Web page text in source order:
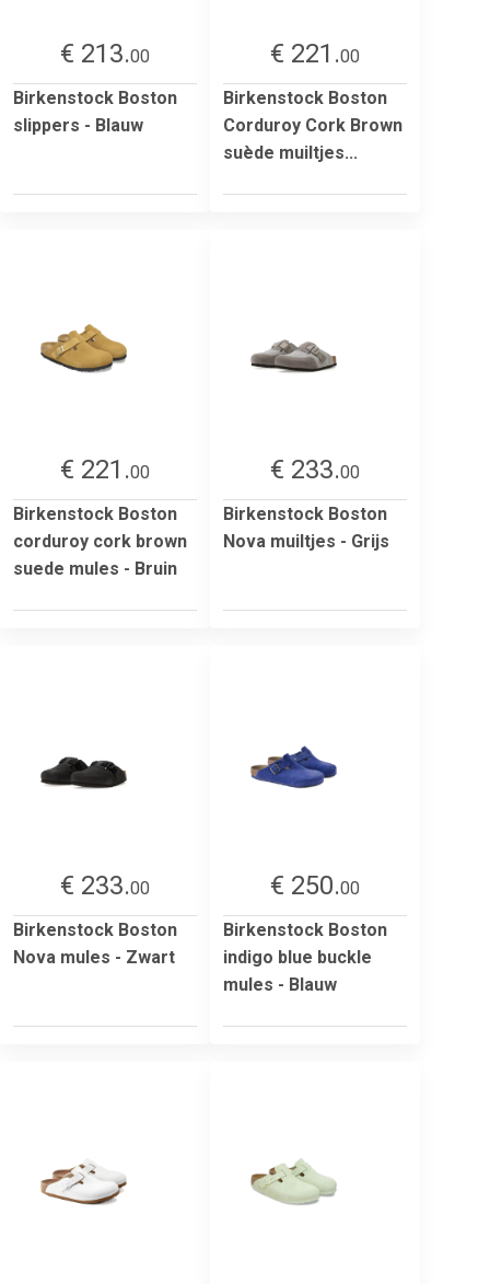
€ 213.00
Birkenstock Boston
slippers - Blauw
€ 221.00
Birkenstock Boston
Corduroy Cork Brown
suède muiltjes...
€ 221.00
Birkenstock Boston
corduroy cork brown
suede mules - Bruin
€ 233.00
Birkenstock Boston
Nova muiltjes - Grijs
€ 233.00
Birkenstock Boston
Nova mules - Zwart
€ 250.00
Birkenstock Boston
indigo blue buckle
mules - Blauw